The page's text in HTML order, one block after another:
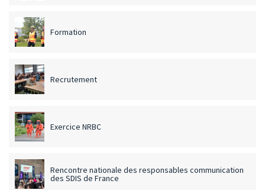
Formation
Recrutement
Exercice NRBC
Rencontre nationale des responsables communication
des SDIS de France